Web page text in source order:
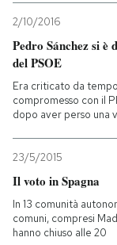
2/10/2016
Pedro Sánchez si è
del PSOE
Era criticato da
compromesso con il
dopo aver perso una
23/5/2015
Il voto in Spagna
In 13 comunità
comuni, compresi
hanno chiuso alle 20